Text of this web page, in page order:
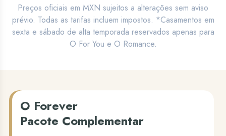
Preços oficiais em MXN sujeitos a alterações sem aviso
prévio. Todas as tarifas incluem impostos. *Casamentos em
sexta e sábado de alta temporada reservados apenas para
O For You e O Romance.
O Forever
Pacote Complementar